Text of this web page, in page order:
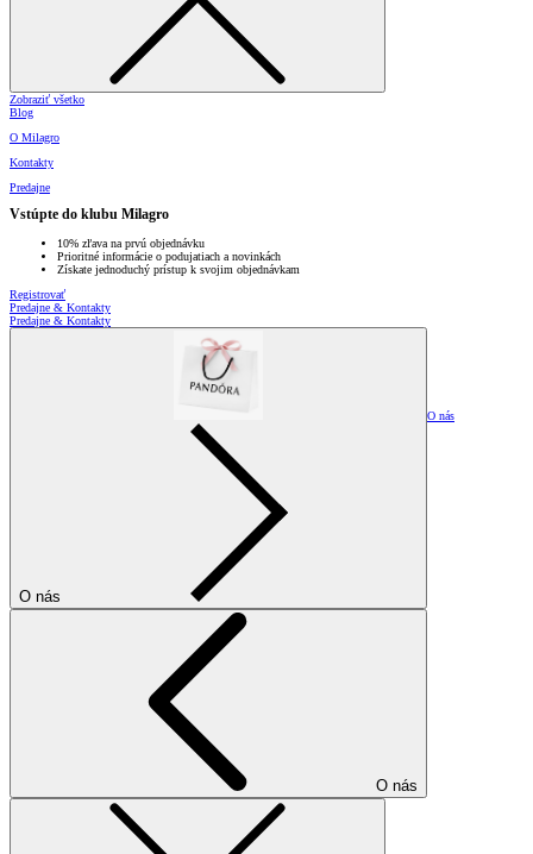
Zobraziť všetko
Blog
O Milagro
Kontakty
Predajne
Vstúpte do klubu Milagro
10% zľava na prvú objednávku
Prioritné informácie o podujatiach a novinkách
Získate jednoduchý prístup k svojim objednávkam
Registrovať
Predajne & Kontakty
Predajne & Kontakty
O nás
O nás
O nás